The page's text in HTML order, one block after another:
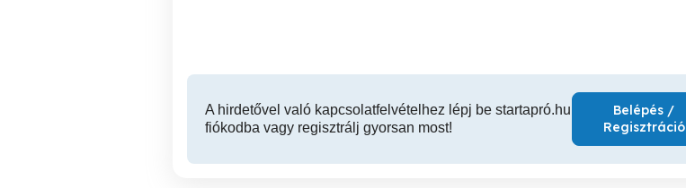
A hirdetővel való kapcsolatfelvételhez lépj be startapró.hu
fiókodba vagy regisztrálj gyorsan most!
Belépés /
Regisztráció